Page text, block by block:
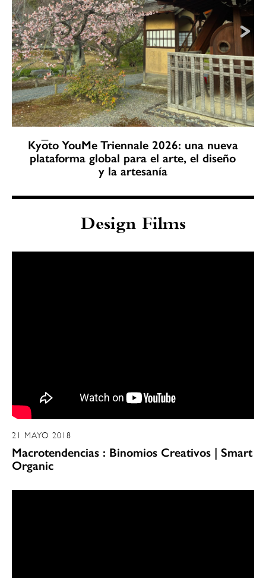
Kyōto YouMe Triennale 2026: una nueva
plataforma global para el arte, el diseño
y la artesanía
Design Films
21 MAYO 2018
Macrotendencias : Binomios Creativos | Smart
Organic